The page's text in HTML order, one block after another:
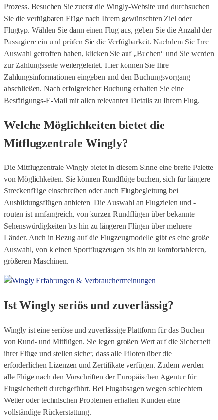
Prozess. Besuchen Sie zuerst die Wingly-Website und durchsuchen
Sie die verfügbaren Flüge nach Ihrem gewünschten Ziel oder
Flugtyp. Wählen Sie dann einen Flug aus, geben Sie die Anzahl der
Passagiere ein und prüfen Sie die Verfügbarkeit. Nachdem Sie Ihre
Auswahl getroffen haben, klicken Sie auf „Buchen“ und Sie werden
zur Zahlungsseite weitergeleitet. Hier können Sie Ihre
Zahlungsinformationen eingeben und den Buchungsvorgang
abschließen. Nach erfolgreicher Buchung erhalten Sie eine
Bestätigungs-E-Mail mit allen relevanten Details zu Ihrem Flug.
Welche Möglichkeiten bietet die
Mitflugzentrale Wingly?
Die Mitflugzentrale Wingly bietet in diesem Sinne eine breite Palette
von Möglichkeiten. Sie können Rundflüge buchen, sich für längere
Streckenflüge einschreiben oder auch Flugbegleitung bei
Ausbildungsflügen anbieten. Die Auswahl an Flugzielen und -
routen ist umfangreich, von kurzen Rundflügen über bekannte
Sehenswürdigkeiten bis hin zu längeren Flügen über mehrere
Länder. Auch in Bezug auf die Flugzeugmodelle gibt es eine große
Auswahl, von kleinen Sportflugzeugen bis hin zu komfortableren,
größeren Maschinen.
Ist Wingly seriös und zuverlässig?
Wingly ist eine seriöse und zuverlässige Plattform für das Buchen
von Rund- und Mitflügen. Sie legen großen Wert auf die Sicherheit
ihrer Flüge und stellen sicher, dass alle Piloten über die
erforderlichen Lizenzen und Zertifikate verfügen. Zudem werden
alle Flüge nach den Vorschriften der Europäischen Agentur für
Flugsicherheit durchgeführt. Bei Flugabsagen wegen schlechtem
Wetter oder technischen Problemen erhalten Kunden eine
vollständige Rückerstattung.